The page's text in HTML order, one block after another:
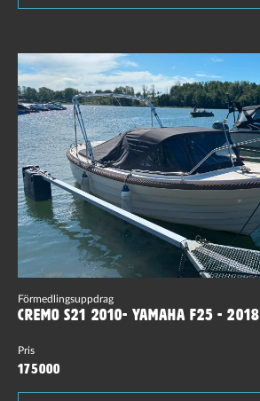
Förmedlingsuppdrag
Cremo S21 2010- Yamaha F25 - 2018
Pris
175000